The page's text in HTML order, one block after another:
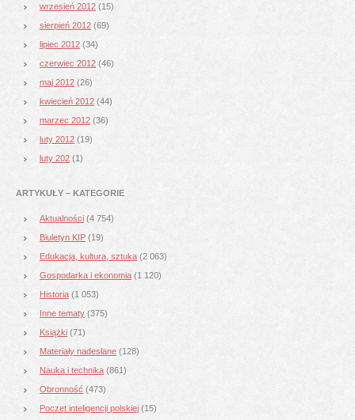
wrzesień 2012 (15)
sierpień 2012 (69)
lipiec 2012 (34)
czerwiec 2012 (46)
maj 2012 (26)
kwiecień 2012 (44)
marzec 2012 (36)
luty 2012 (19)
luty 202 (1)
ARTYKUŁY – KATEGORIE
Aktualności (4 754)
Biuletyn KIP (19)
Edukacja, kultura, sztuka (2 063)
Gospodarka i ekonomia (1 120)
Historia (1 053)
Inne tematy (375)
Książki (71)
Materiały nadesłane (128)
Nauka i technika (861)
Obronność (473)
Poczet inteligencji polskiej (15)